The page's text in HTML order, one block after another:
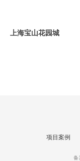
上海宝山花园城
项目案例